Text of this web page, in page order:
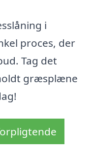
i
proces, der
Tag det
græsplæne